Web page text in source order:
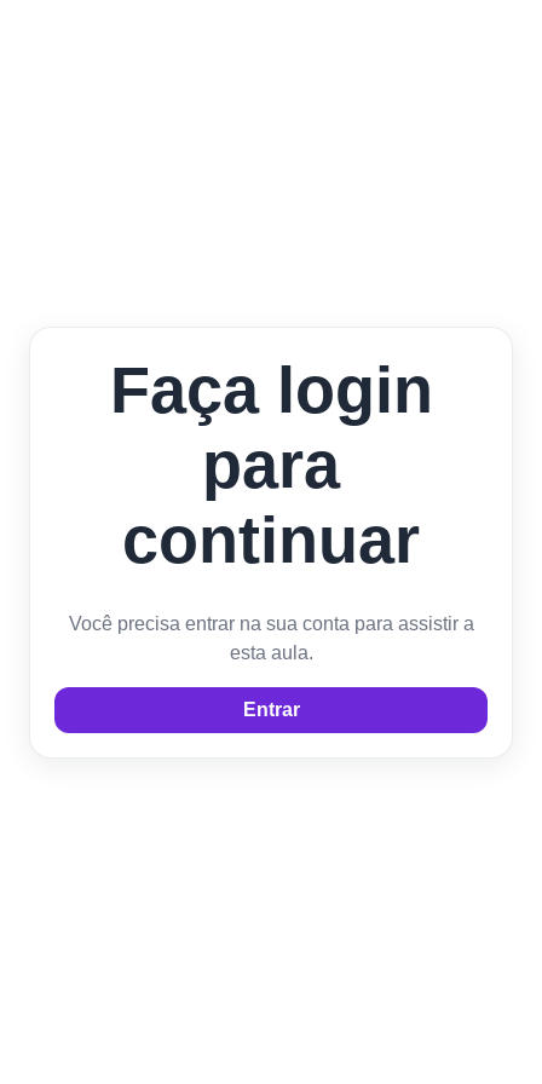
Faça login
para
continuar
Você precisa entrar na sua conta para assistir a
esta aula.
Entrar